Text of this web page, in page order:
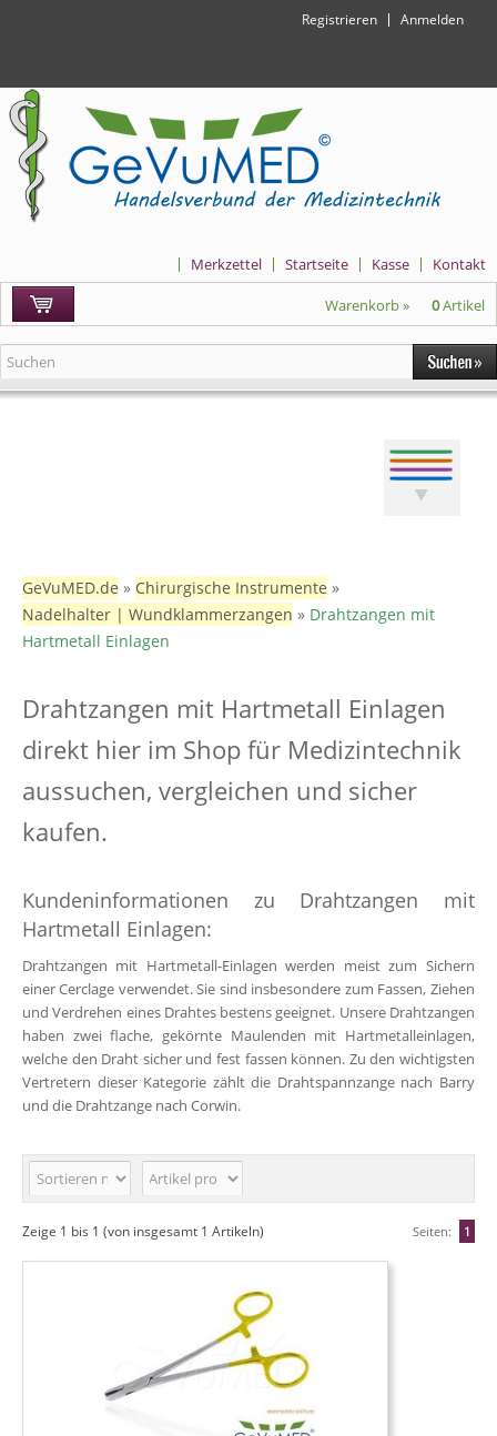
Registrieren Anmelden
Kontakt
Kasse
Startseite
Merkzettel
Warenkorb » 0Artikel
GeVuMED.de » Chirurgische Instrumente »
Nadelhalter | Wundklammerzangen » Drahtzangen mit
Hartmetall Einlagen
Drahtzangen mit Hartmetall Einlagen
direkt hier im Shop für Medizintechnik
aussuchen, vergleichen und sicher
kaufen.
Kundeninformationen zu Drahtzangen mit
Hartmetall Einlagen:
Drahtzangen mit Hartmetall-Einlagen werden meist zum Sichern
einer Cerclage verwendet. Sie sind insbesondere zum Fassen, Ziehen
und Verdrehen eines Drahtes bestens geeignet. Unsere Drahtzangen
haben zwei flache, gekörnte Maulenden mit Hartmetalleinlagen,
welche den Draht sicher und fest fassen können. Zu den wichtigsten
Vertretern dieser Kategorie zählt die Drahtspannzange nach Barry
und die Drahtzange nach Corwin.
Zeige 1 bis 1 (von insgesamt 1 Artikeln) Seiten: 1